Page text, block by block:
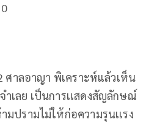
ศาลอาญา พิเคราะห์แล้วเห็น
เลย เป็นการเเสดงสัญลักษณ์
ปรามไม่ให้ก่อความรุนเเรง